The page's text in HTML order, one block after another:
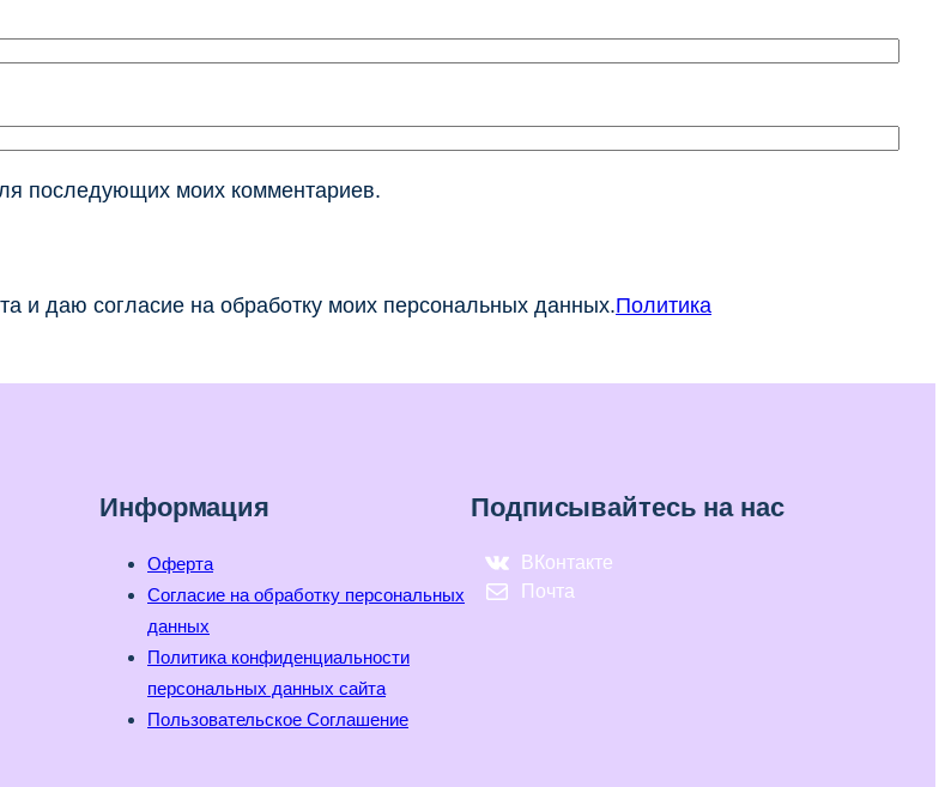
последующих моих комментариев.
и даю согласие на обработку моих персональных данных.Политика
Информация
Оферта
Согласие на обработку персональных
данных
Политика конфиденциальности
персональных данных сайта
Пользовательское Соглашение
Подписывайтесь на нас
ВКонтакте
Почта